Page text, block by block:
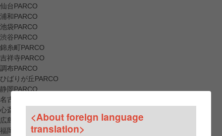
仙台PARCO
浦和PARCO
池袋PARCO
渋谷PARCO
錦糸町PARCO
吉祥寺PARCO
調布PARCO
ひばりが丘PARCO
静岡PARCO
名古屋PARCO
心斎橋PARCO
広島PARCO
福岡PARCO
<About foreign language
translation>